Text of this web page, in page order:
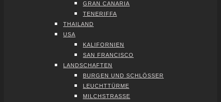
GRAN CANA­RIA
TENE­RIF­FA
THAI­LAND
USA
KALI­FOR­NI­EN
SAN FRAN­CIS­CO
LAND­SCHAF­TEN
BUR­GEN UND SCHLÖS­SER
LEUCHT­TÜR­ME
MILCH­STRAS­SE